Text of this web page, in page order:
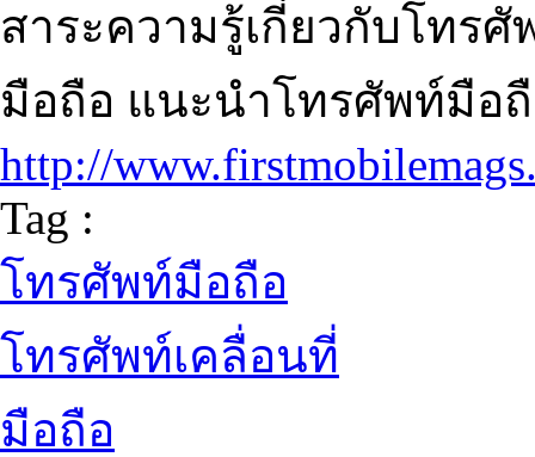
สาระความรู้เกี่ยวกับโทร
มือถือ แนะนำโทรศัพท์มือ
http://
Tag :
โทรศัพท์มือถือ
โทรศัพท์เคลื่อนที่
มือถือ